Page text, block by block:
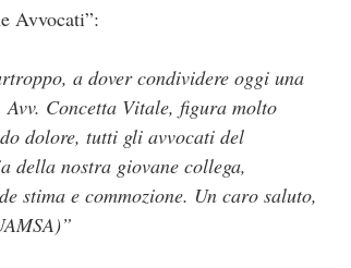
Avvocati”:
a dover condividere oggi una
Concetta Vitale, figura molto
dolore, tutti gli avvocati del
della nostra giovane collega,
stima e commozione. Un caro saluto,